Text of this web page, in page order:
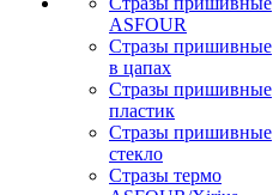
ASFOUR
Стразы пришивные
в цапах
Стразы пришивные
пластик
Стразы пришивные
стекло
Стразы термо